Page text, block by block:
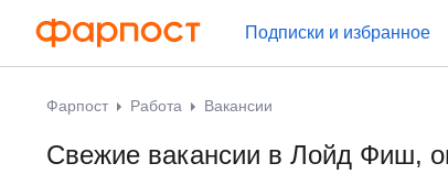
Подписки и избранное
Фарпост Работа Вакансии
Свежие вакансии в Лойд Фиш,